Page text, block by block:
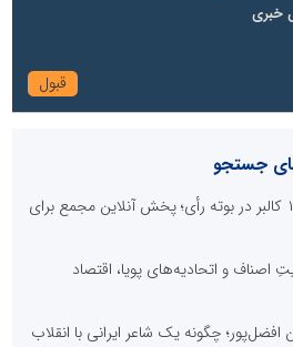
خبری
جستجو
صورت‌های مالی سال ۱۴۰۴ کالبر در بوته رأی؛ پخش آنلاین مجمع برای
اصناف و اتحادیه‌های پویا، اقتصاد
چگونه یک شاعر ایرانی با انقلاب